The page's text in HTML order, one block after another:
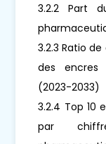
3.2.2 Part
3.2.3 Ratio
des encres
(2023-2033)
3.2.4 Top 10
par